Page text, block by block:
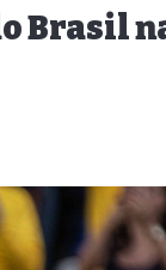
Brasil